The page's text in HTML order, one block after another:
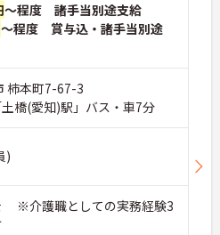
～程度 諸手当別途支給
～程度 賞与込・諸手当別途
柿本町7-67-3
橋(愛知)駅」バス・車7分
)
※介護職としての実務経験3